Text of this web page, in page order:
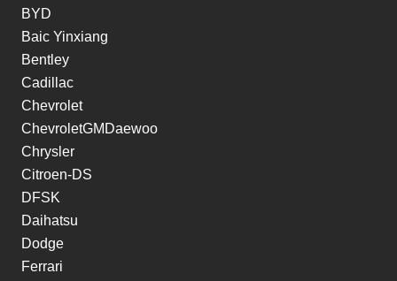
BYD
Baic Yinxiang
Bentley
Cadillac
Chevrolet
ChevroletGMDaewoo
Chrysler
Citroen-DS
DFSK
Daihatsu
Dodge
Ferrari